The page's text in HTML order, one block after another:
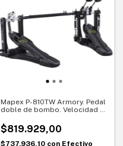
Mapex P-810TW Armory. Pedal
doble de bombo. Velocidad y
$819.929,00
$737.936,10 con Efectivo